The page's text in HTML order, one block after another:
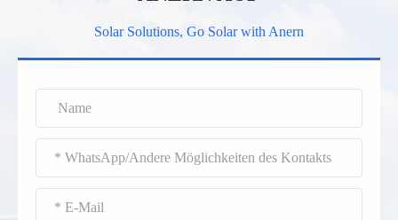
Solar Solutions, Go Solar with Anern